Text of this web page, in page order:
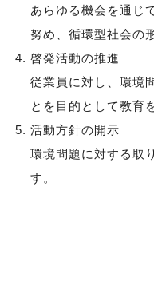
あらゆる機会を通じ
努め、循環型社会の
啓発活動の推進
従業員に対し、環境
とを目的として教育
活動方針の開示
環境問題に対する取
す。